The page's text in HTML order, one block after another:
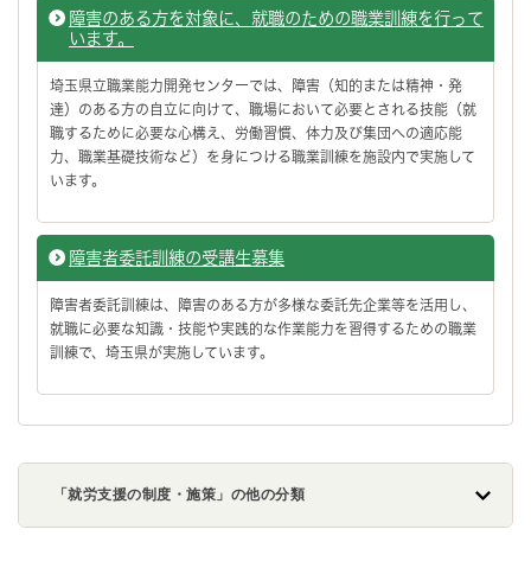
障害のある方を対象に、就職のための職業訓練を行って
います。
埼玉県立職業能力開発センターでは、障害（知的または精神・発
達）のある方の自立に向けて、職場において必要とされる技能（就
職するために必要な心構え、労働習慣、体力及び集団への適応能
力、職業基礎技術など）を身につける職業訓練を施設内で実施して
います。
障害者委託訓練の受講生募集
障害者委託訓練は、障害のある方が多様な委託先企業等を活用し、
就職に必要な知識・技能や実践的な作業能力を習得するための職業
訓練で、埼玉県が実施しています。
「就労支援の制度・施策」の他の分類